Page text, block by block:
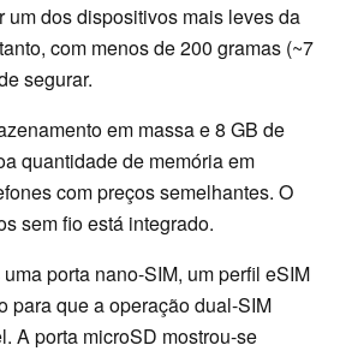
um dos dispositivos mais leves da
com menos de 200 gramas (~7
segurar.
em massa e 8 GB de
quantidade de memória em
com preços semelhantes. O
sem fio está integrado.
porta nano-SIM, um perfil eSIM
para que a operação dual-SIM
A porta microSD mostrou-se